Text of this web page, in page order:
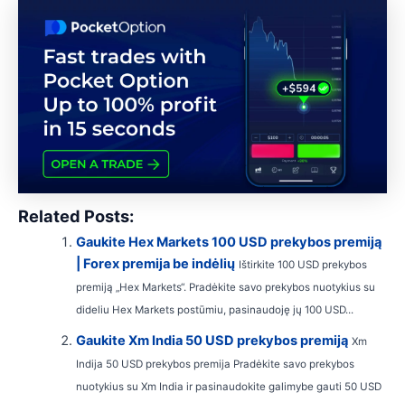
Related Posts:
Gaukite Hex Markets 100 USD prekybos premiją
| Forex premija be indėlių Ištirkite 100 USD prekybos
premiją „Hex Markets“. Pradėkite savo prekybos nuotykius su
dideliu Hex Markets postūmiu, pasinaudoję jų 100 USD...
Gaukite Xm India 50 USD prekybos premiją Xm
Indija 50 USD prekybos premija Pradėkite savo prekybos
nuotykius su Xm India ir pasinaudokite galimybe gauti 50 USD